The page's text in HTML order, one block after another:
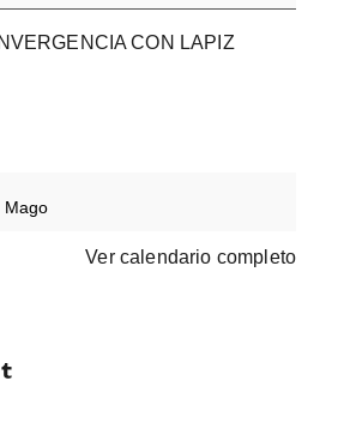
CON LAPIZ
Mago
Ver calendario completo